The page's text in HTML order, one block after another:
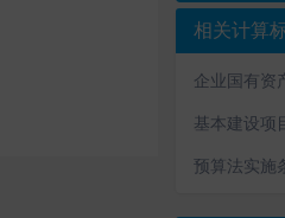
相关计算
预算法实施